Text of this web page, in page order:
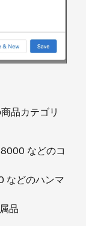
品カテゴリ
などのコ
などのハンマ
品